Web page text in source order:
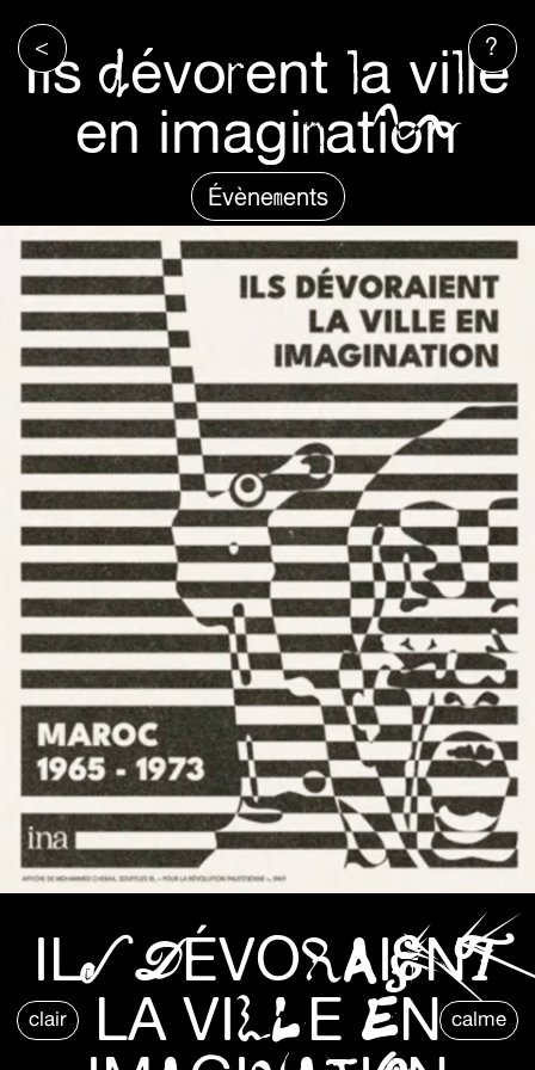
clair calme
< ?
Ils dévorent la ville
en imagination
Évènements
ILS DÉVORAIENT
LA VILLE EN